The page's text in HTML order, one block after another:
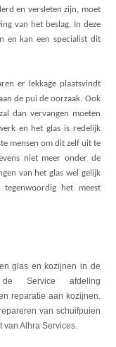
en versleten zijn, moet
van het beslag. In deze
en kan een specialist dit
er lekkage plaatsvindt
de pui de oorzaak. Ook
dan vervangen moeten
en het glas is redelijk
mensen om dit zelf uit te
niet meer onder de
van het glas wel gelijk
tegenwoordig het meest
glas en kozijnen in de
Service afdeling
reparatie aan kozijnen.
van schuifpuien
van Alhra Services.